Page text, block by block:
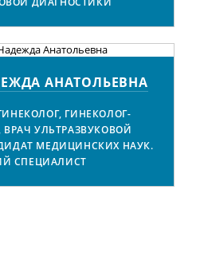
АНАТОЛЬЕВНА
ГИНЕКОЛОГ-
УЛЬТРАЗВУКОВОЙ
МЕДИЦИНСКИХ НАУК.
СПЕЦИАЛИСТ